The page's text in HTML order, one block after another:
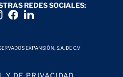
Y DE PRIVACIDAD
REDES SOCIALES:
EXPANSIÓN, S.A. DE C.V